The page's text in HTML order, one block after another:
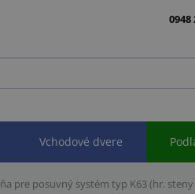
0948
Vchodové dvere
pre posuvný systém typ K63 (hr. steny